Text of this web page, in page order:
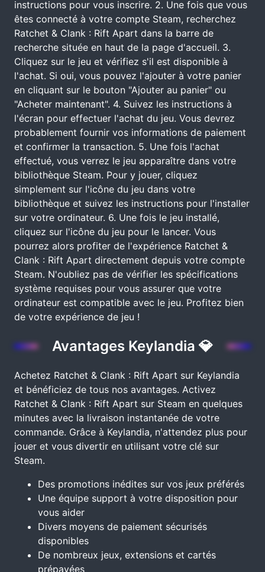
instructions pour vous inscrire. 2. Une fois que vous
êtes connecté à votre compte Steam, recherchez
Ratchet & Clank : Rift Apart dans la barre de
recherche située en haut de la page d'accueil. 3.
Cliquez sur le jeu et vérifiez s'il est disponible à
l'achat. Si oui, vous pouvez l'ajouter à votre panier
en cliquant sur le bouton "Ajouter au panier" ou
"Acheter maintenant". 4. Suivez les instructions à
l'écran pour effectuer l'achat du jeu. Vous devrez
probablement fournir vos informations de paiement
et confirmer la transaction. 5. Une fois l'achat
effectué, vous verrez le jeu apparaître dans votre
bibliothèque Steam. Pour y jouer, cliquez
simplement sur l'icône du jeu dans votre
bibliothèque et suivez les instructions pour l'installer
sur votre ordinateur. 6. Une fois le jeu installé,
cliquez sur l'icône du jeu pour le lancer. Vous
pourrez alors profiter de l'expérience Ratchet &
Clank : Rift Apart directement depuis votre compte
Steam. N'oubliez pas de vérifier les spécifications
système requises pour vous assurer que votre
ordinateur est compatible avec le jeu. Profitez bien
de votre expérience de jeu !
Avantages Keylandia 💎
Achetez Ratchet & Clank : Rift Apart sur Keylandia
et bénéficiez de tous nos avantages. Activez
Ratchet & Clank : Rift Apart sur Steam en quelques
minutes avec la livraison instantanée de votre
commande. Grâce à Keylandia, n'attendez plus pour
jouer et vous divertir en utilisant votre clé sur
Steam.
Des promotions inédites sur vos jeux préférés
Une équipe support à votre disposition pour
vous aider
Divers moyens de paiement sécurisés
disponibles
De nombreux jeux, extensions et cartés
prépayées